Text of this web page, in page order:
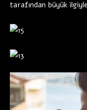
tarafından büyük ilgiyle